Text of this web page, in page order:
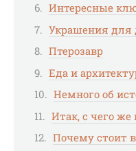
Интересные
Украшения для
Птерозавр
Еда и
Немного об
Итак, с чего же
Почему стоит